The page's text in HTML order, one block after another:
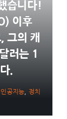
습니다!
이후
그의 캐
러는 1
.
인공지능 정치